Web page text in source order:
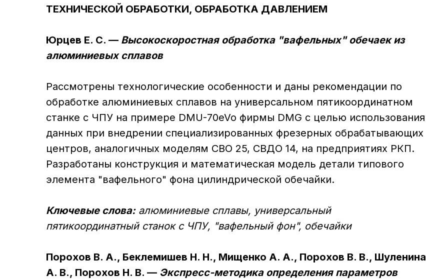
ТЕХНИЧЕСКОЙ ОБРАБОТКИ, ОБРАБОТКА ДАВЛЕНИЕМ
Юрцев Е. С. — Высокоскоростная обработка "вафельных" обечаек из
алюминиевых сплавов
Рассмотрены технологические особенности и даны рекомендации по
обработке алюминиевых сплавов на универсальном пятикоординатном
станке с ЧПУ на примере DMU-70eVo фирмы DMG с целью использования
данных при внедрении специализированных фрезерных обрабатывающих
центров, аналогичных моделям СВО 25, СВДО 14, на предприятиях РКП.
Разработаны конструкция и математическая модель детали типового
элемента "вафельного" фона цилиндрической обечайки.
Ключевые слова:алюминиевые сплавы, универсальный
пятикоординатный станок с ЧПУ, "вафельный фон", обечайки
Порохов В. А., Беклемишев Н. Н., Мищенко А. А., Порохов В. В., Шуленина
А. В., Порохов Н. В. — Экспресс-методика определения параметров